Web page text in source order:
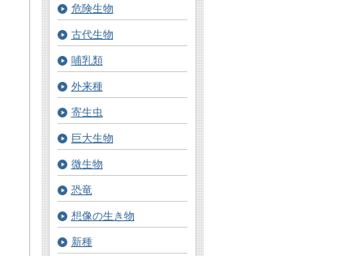
危険生物
古代生物
哺乳類
外来種
寄生虫
巨大生物
微生物
恐竜
想像の生き物
新種